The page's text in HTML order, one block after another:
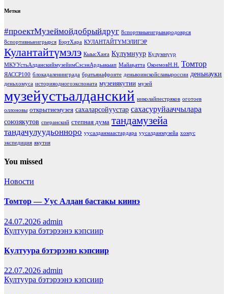
Метки
#проектМузеймойдобрыйдруг 8спортвныеигрынародоврся
8спортивныеигрырся БэртХара КУЛАНТАЙТҮМЭЛИГЭР
Кулантайтүмэлэ КыысХаҥа Күлүмнуур Күлүмнүүр
МКУУстьАлданскиймузейимСэсэнАрдьакыап Майаҕатта ОкоемовН.Н. Томтор
ЯАССР100 блокадаленинграда братьянафронте деньвоинскойславыроссии деньнауки
деньхомуса историяодногоэкспоната музеиякутии музей
музейустьалданский николайпестряков оготоев
оллоновы открытиемузея сахаларсойуустар сахасуруйааччылара
союзякутов сперанский степная дума тандамузейа
тандачулуудьонноро уусалданмаастардара уусалданмузейа хомус
экспедиция якутия
You missed
Новости
Томтор — Уус Алдан бастакы киинэ
24.07.2026 admin
Култуура бэтэрээнэ кэпсиир
Култуура бэтэрээнэ кэпсиир
22.07.2026 admin
Култуура бэтэрээнэ кэпсиир